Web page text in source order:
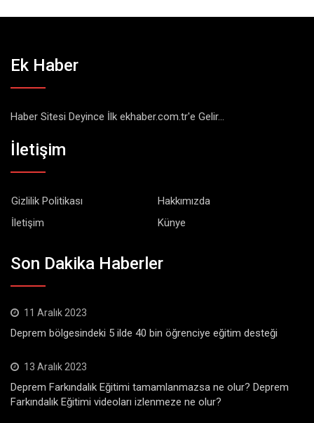
Ek Haber
Haber Sitesi Deyince İlk ekhaber.com.tr'e Gelir...
İletişim
Gizlilik Politikası
Hakkımızda
İletişim
Künye
Son Dakika Haberler
11 Aralık 2023
Deprem bölgesindeki 5 ilde 40 bin öğrenciye eğitim desteği
13 Aralık 2023
Deprem Farkındalık Eğitimi tamamlanmazsa ne olur? Deprem
Farkındalık Eğitimi videoları izlenmeze ne olur?